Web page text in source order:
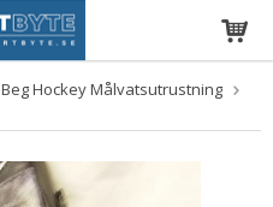
Beg Hockey Målvatsutrustning